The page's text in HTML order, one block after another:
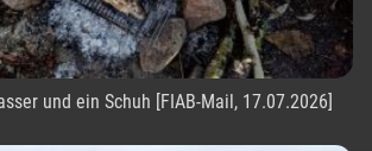
und ein Schuh [FIAB-Mail, 17.07.2026]